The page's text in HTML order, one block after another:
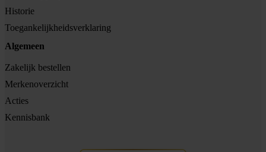
Historie
Toegankelijkheidsverklaring
Algemeen
Zakelijk bestellen
Merkenoverzicht
Acties
Kennisbank